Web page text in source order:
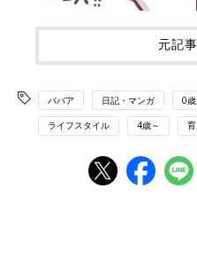
元記
ババア 日記・マンガ 0歳
ライフスタイル 4歳～